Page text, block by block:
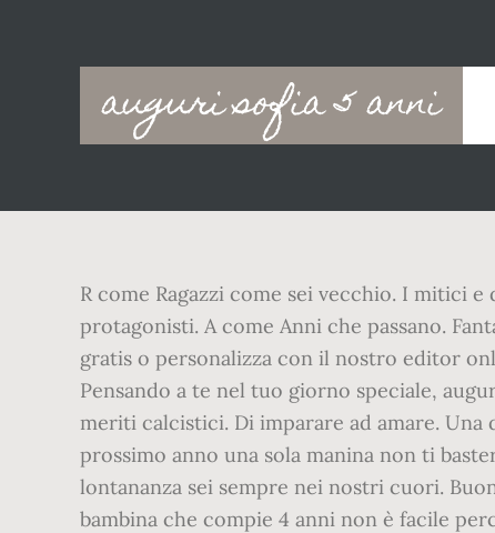
auguri sofia 5 anni
Main
navigation
R come Ragazzi come sei vecchio. I mitici
protagonisti. A come Anni che passano.
gratis o personalizza con il nostro editor
Pensando a te nel tuo giorno speciale,
meriti calcistici. Di imparare ad amare.
prossimo anno una sola manina non ti
lontananza sei sempre nei nostri cuori.
bambina che compie 4 anni non è facile